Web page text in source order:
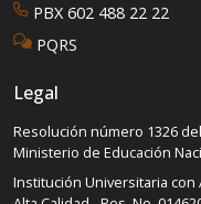
PBX 602 488 22 22
PQRS
Legal
Resolución número 1326
Ministerio de Educación
Institución Universitaria